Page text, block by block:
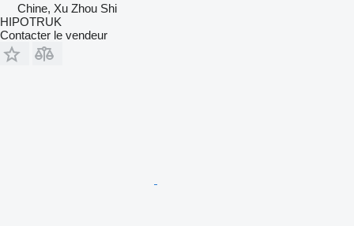
Chine, Xu Zhou Shi
HIPOTRUK
Contacter le vendeur